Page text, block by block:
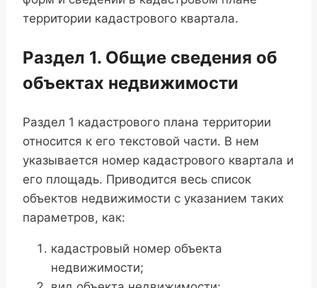
территории кадастрового квартала.
Раздел 1. Общие сведения об
объектах недвижимости
Раздел 1 кадастрового плана территории
относится к его текстовой части. В нем
указывается номер кадастрового квартала и
его площадь. Приводится весь список
объектов недвижимости с указанием таких
параметров, как:
кадастровый номер объекта
недвижимости;